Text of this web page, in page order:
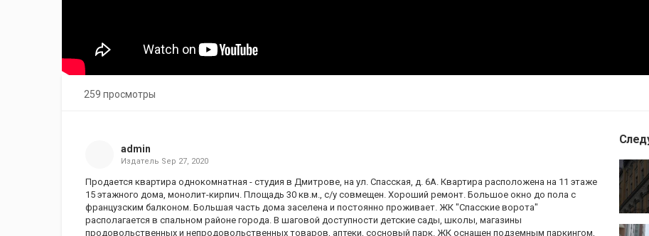
259 просмотры
admin
Издатель Sep 27, 2020
Продается квартира однокомнатная - студия в Дмитрове, на ул. Спасская, д. 6А. Квартира расположена на 11 этаже
15 этажного дома, монолит-кирпич. Площадь 30 кв.м., с/у совмещен. Хороший ремонт. Большое окно до пола с
французским балконом. Большая часть дома заселена и постоянно проживает. ЖК "Спасские ворота"
располагается в спальном районе города. В шаговой доступности детские сады, школы, магазины
продовольственных и непродовольственных товаров, аптеки, сосновый парк. ЖК оснащен подземным паркингом,